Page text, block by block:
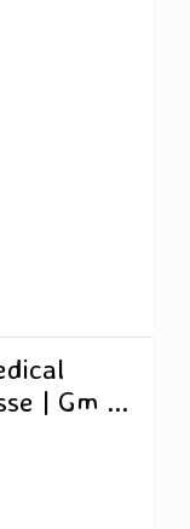
| Gm ...